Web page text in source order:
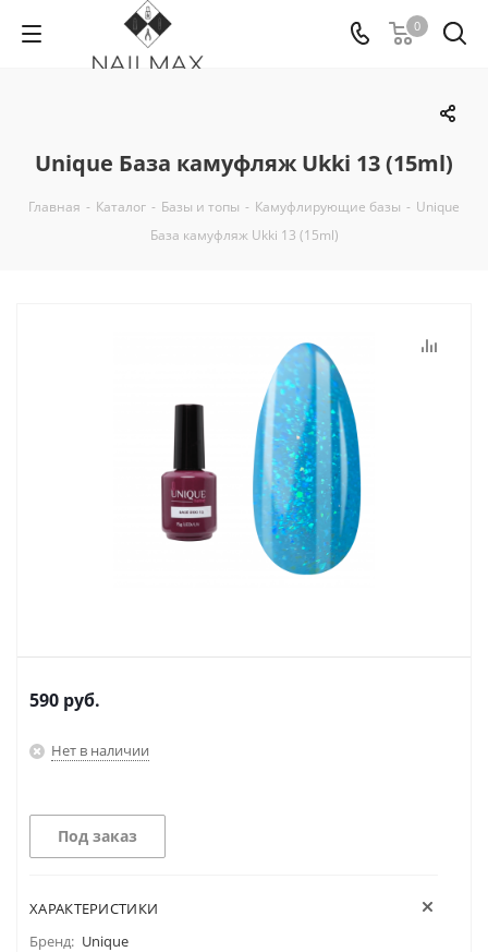
0
Unique База камуфляж Ukki 13 (15ml)
Главная - Каталог - Базы и топы - Камуфлирующие базы - Unique
База камуфляж Ukki 13 (15ml)
590 руб.
Нет в наличии
Под заказ
ХАРАКТЕРИСТИКИ
Бренд: Unique